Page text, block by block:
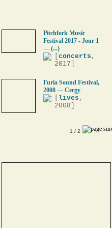
Pitchfork Music
Festival 2017 - Jour 1
— (...)
concerts ,
2017]
Furia Sound Festival,
2008 — Cergy
lives ,
2008]
1 / 2